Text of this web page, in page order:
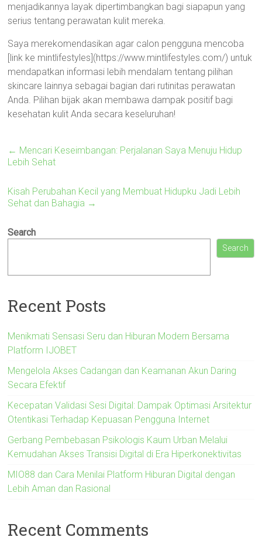
menjadikannya layak dipertimbangkan bagi siapapun yang
serius tentang perawatan kulit mereka.
Saya merekomendasikan agar calon pengguna mencoba
[link ke mintlifestyles](https://www.mintlifestyles.com/) untuk
mendapatkan informasi lebih mendalam tentang pilihan
skincare lainnya sebagai bagian dari rutinitas perawatan
Anda. Pilihan bijak akan membawa dampak positif bagi
kesehatan kulit Anda secara keseluruhan!
← Mencari Keseimbangan: Perjalanan Saya Menuju Hidup
Lebih Sehat
Kisah Perubahan Kecil yang Membuat Hidupku Jadi Lebih
Sehat dan Bahagia →
Search
Search
Recent Posts
Menikmati Sensasi Seru dan Hiburan Modern Bersama
Platform IJOBET
Mengelola Akses Cadangan dan Keamanan Akun Daring
Secara Efektif
Kecepatan Validasi Sesi Digital: Dampak Optimasi Arsitektur
Otentikasi Terhadap Kepuasan Pengguna Internet
Gerbang Pembebasan Psikologis Kaum Urban Melalui
Kemudahan Akses Transisi Digital di Era Hiperkonektivitas
MIO88 dan Cara Menilai Platform Hiburan Digital dengan
Lebih Aman dan Rasional
Recent Comments